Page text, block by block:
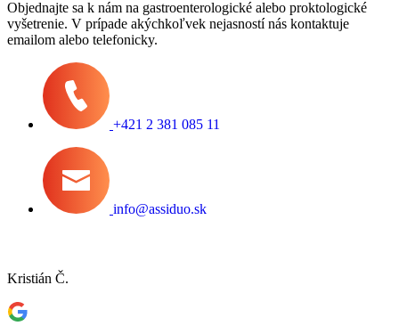
Objednajte sa k nám na gastroenterologické alebo proktologické
vyšetrenie. V prípade akýchkoľvek nejasností nás kontaktuje
emailom alebo telefonicky.
+421 2 381 085 11
info@assiduo.sk
Kristián Č.